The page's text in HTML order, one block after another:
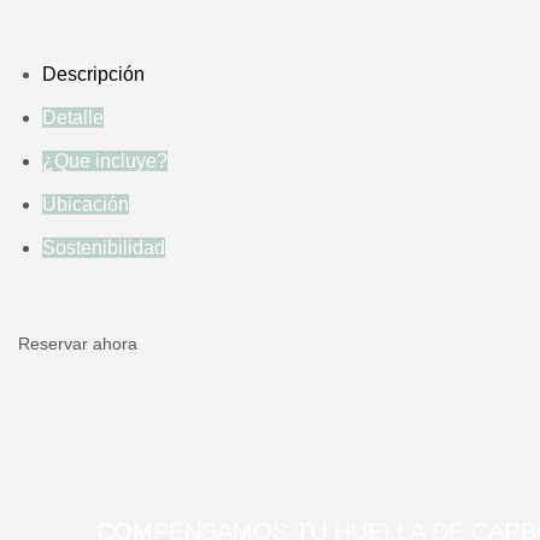
Descripción
Detalle
¿Que incluye?
Ubicación
Sostenibilidad
Reservar ahora